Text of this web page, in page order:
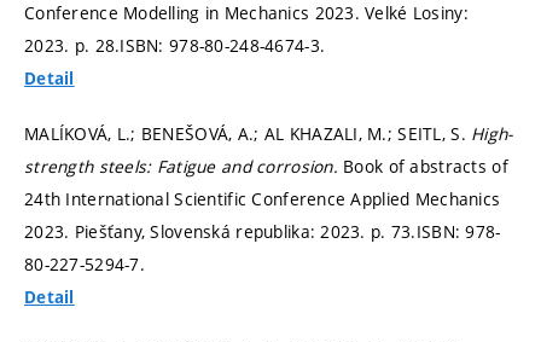
Conference Modelling in Mechanics 2023. Velké Losiny:
2023. p. 28.ISBN: 978-80-248-4674-3.
Detail
MALÍKOVÁ, L.; BENEŠOVÁ, A.; AL KHAZALI, M.; SEITL, S. High-
strength steels: Fatigue and corrosion. Book of abstracts of
24th International Scientific Conference Applied Mechanics
2023. Piešťany, Slovenská republika: 2023. p. 73.ISBN: 978-
80-227-5294-7.
Detail